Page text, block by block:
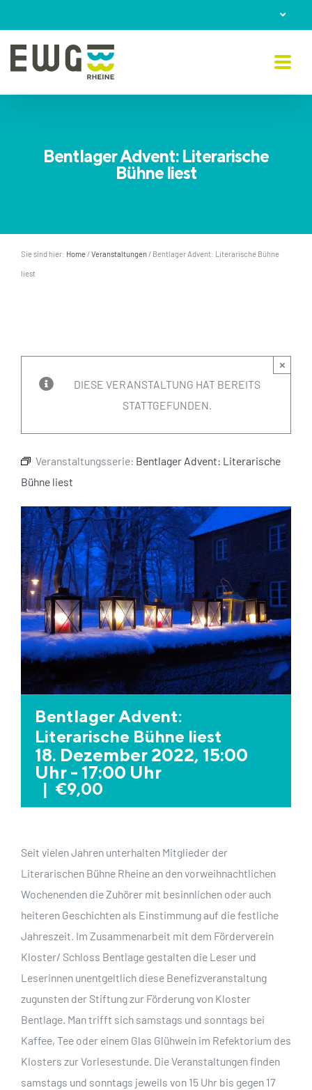
to
content
Bentlager Advent: Literarische
Bühne liest
Sie sind hier: Home/Veranstaltungen/ Bentlager Advent: Literarische Bühne
liest
DIESE VERANSTALTUNG HAT BEREITS
STATTGEFUNDEN.
×
Veranstaltungsserie: Bentlager Advent: Literarische
Bühne liest
Bentlager Advent:
Literarische Bühne liest
18. Dezember 2022, 15:00
Uhr- 17:00 Uhr
| €9,00
Seit vielen Jahren unterhalten Mitglieder der
Literarischen Bühne Rheine an den vorweihnachtlichen
Wochenenden die Zuhörer mit besinnlichen oder auch
heiteren Geschichten als Einstimmung auf die festliche
Jahreszeit. Im Zusammenarbeit mit dem Förderverein
Kloster/ Schloss Bentlage gestalten die Leser und
Leserinnen unentgeltlich diese Benefizveranstaltung
zugunsten der Stiftung zur Förderung von Kloster
Bentlage. Man trifft sich samstags und sonntags bei
Kaffee, Tee oder einem Glas Glühwein im Refektorium des
Klosters zur Vorlesestunde. Die Veranstaltungen finden
samstags und sonntags jeweils von 15 Uhr bis gegen 17